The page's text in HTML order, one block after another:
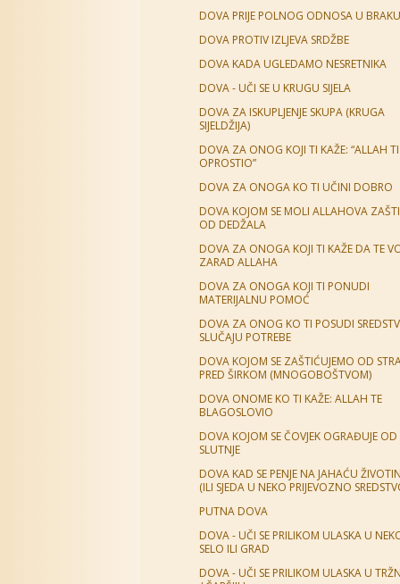
DOVA PRIJE POLNOG ODNOSA U BRAKU
DOVA PROTIV IZLJEVA SRDŽBE
DOVA KADA UGLEDAMO NESRETNIKA
DOVA - UČI SE U KRUGU SIJELA
DOVA ZA ISKUPLJENJE SKUPA (KRUGA
SIJELDŽIJA)
DOVA ZA ONOG KOJI TI KAŽE: “ALLAH TI
OPROSTIO”
DOVA ZA ONOGA KO TI UČINI DOBRO
DOVA KOJOM SE MOLI ALLAHOVA
OD DEDŽALA
DOVA ZA ONOGA KOJI TI KAŽE DA TE
ZARAD ALLAHA
DOVA ZA ONOGA KOJI TI PONUDI
MATERIJALNU POMOĆ
DOVA ZA ONOG KO TI POSUDI
SLUČAJU POTREBE
DOVA KOJOM SE ZAŠTIĆUJEMO OD
PRED ŠIRKOM (MNOGOBOŠTVOM)
DOVA ONOME KO TI KAŽE: ALLAH TE
BLAGOSLOVIO
DOVA KOJOM SE ČOVJEK OGRAĐUJE OD
SLUTNJE
DOVA KAD SE PENJE NA JAHAĆU
(ILI SJEDA U NEKO PRIJEVOZNO
PUTNA DOVA
DOVA - UČI SE PRILIKOM ULASKA U
SELO ILI GRAD
DOVA - UČI SE PRILIKOM ULASKA U